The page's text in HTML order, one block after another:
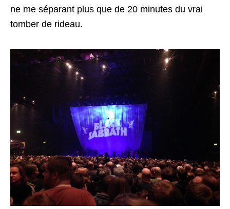
ne me séparant plus que de 20 minutes du vrai
tomber de rideau.